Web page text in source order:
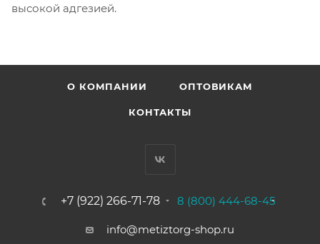
высокой адгезией.
О КОМПАНИИ ОПТОВИКАМ
КОНТАКТЫ
+7 (922) 266-71-78 8 (800) 444-68-45
info@metiztorg-shop.ru